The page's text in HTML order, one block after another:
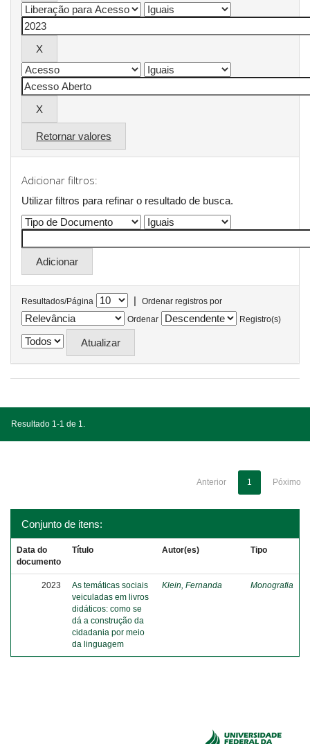
Retornar valores
Adicionar filtros:
Utilizar filtros para refinar o resultado de busca.
Resultados/Página |
Ordenar registros por
Ordenar
Registro(s)
Resultado 1-1 de 1.
Anterior 1 Póximo
Conjunto de itens:
Data do
documento
Título Autor(es) Tipo
2023
As temáticas sociais
veiculadas em livros
didáticos: como se
dá a construção da
cidadania por meio
da linguagem
Klein, Fernanda Monografia